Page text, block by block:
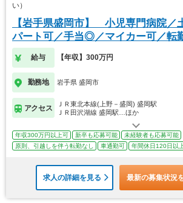
い）
【岩手県盛岡市】 小児専門病院／
パート可／手当◎／マイカー可／転
◎
給与 【年収】300万円
勤務地 岩手県 盛岡市
アクセス
ＪＲ東北本線(上野－盛岡) 盛岡駅
ＪＲ田沢湖線 盛岡駅…ほか
年収300万円以上可 新卒も応募可能
未経験者も応募可能
原則、引越しを伴う転勤なし
車通勤可 年間休日120日以
求人の詳細を見る 最新の募集状況